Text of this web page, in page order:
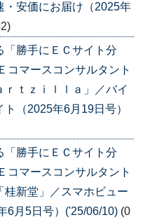
・安価にお届け（2025年
「勝手にＥＣサイト分
マースコンサルタント
ｔｚｉｌｌａ」／バイ
（2025年6月19日号）
「勝手にＥＣサイト分
マースコンサルタント
新堂」／スマホビュー
6月5日号）('25/06/10) (0